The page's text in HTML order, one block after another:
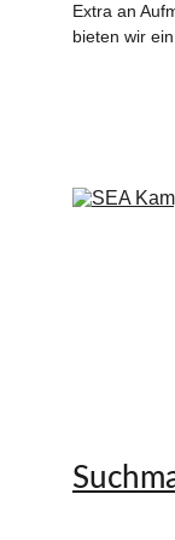
Extra an
bieten wir